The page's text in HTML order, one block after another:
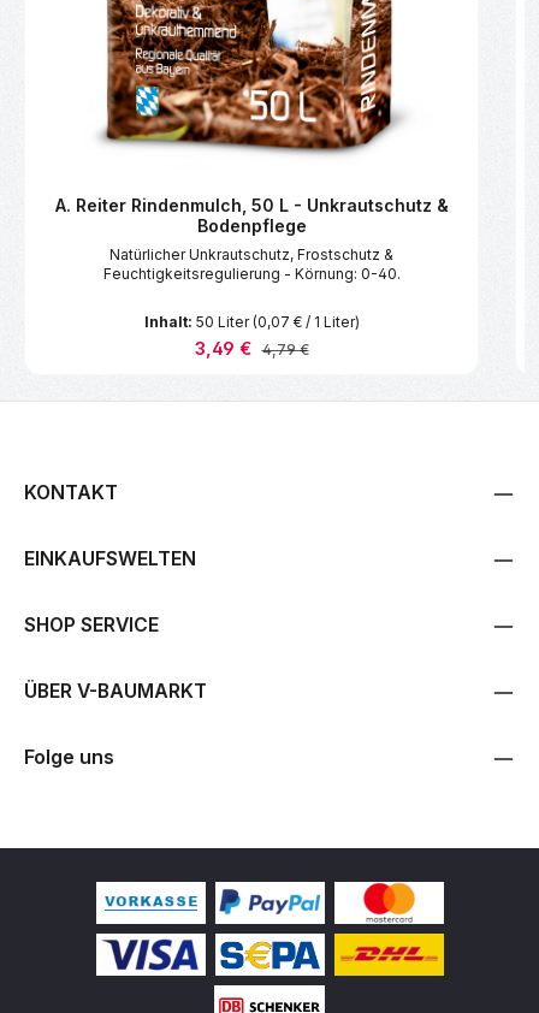
A. Reiter Rindenmulch, 50 L - Unkrautschutz &
Bodenpflege
Natürlicher Unkrautschutz, Frostschutz &
Feuchtigkeitsregulierung - Körnung: 0-40.
Inhalt: 50 Liter(0,07 € / 1 Liter)
Verkaufspreis:
3,49 € Regulärer Preis:
4,79 €
KONTAKT
EINKAUFSWELTEN
SHOP SERVICE
ÜBER V-BAUMARKT
Folge uns